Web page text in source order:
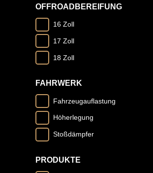
OFFROADBEREIFUNG
16 Zoll
17 Zoll
18 Zoll
FAHRWERK
Fahrzeugauflastung
Höherlegung
Stoßdämpfer
PRODUKTE